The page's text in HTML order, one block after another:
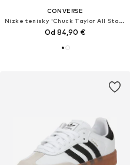
CONVERSE
Nízke tenisky 'Chuck Taylor All Star Lift'
Od 84,90 €